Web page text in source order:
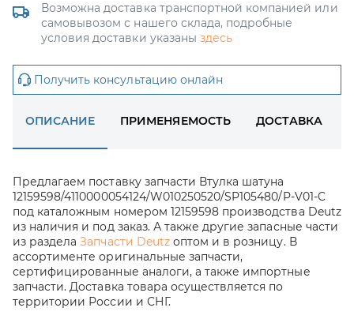
Возможна доставка транспортной компанией или
самовывозом с нашего склада, подробные
условия доставки указаны здесь
Получить консультацию онлайн
ОПИСАНИЕ ПРИМЕНЯЕМОСТЬ ДОСТАВКА
Предлагаем поставку запчасти Втулка шатуна
12159598/4110000054124/W010250520/SP105480/P-V01-C
под каталожным номером 12159598 производства Deutz
из наличия и под заказ. А также другие запасные части
из разделаЗапчасти Deutzоптом и в розницу. В
ассортименте оригинальные запчасти,
сертифицированные аналоги, а также импортные
запчасти. Доставка товара осуществляется по
территории России и СНГ.